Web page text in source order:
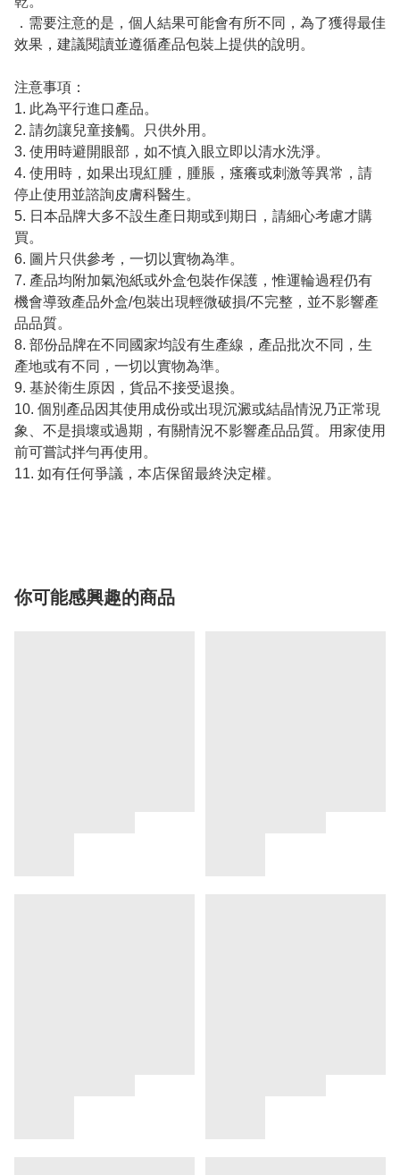
．需要注意的是，個人結果可能會有所不同，為了獲得最佳
效果，建議閱讀並遵循產品包裝上提供的說明。
注意事項：
1. 此為平行進口產品。
2. 請勿讓兒童接觸。只供外用。
3. 使用時避開眼部，如不慎入眼立即以清水洗淨。
4. 使用時，如果出現紅腫，腫脹，瘙癢或刺激等異常，請
停止使用並諮詢皮膚科醫生。
5. 日本品牌大多不設生產日期或到期日，請細心考慮才購
買。
6. 圖片只供參考，一切以實物為準。
7. 產品均附加氣泡紙或外盒包裝作保護，惟運輪過程仍有
機會導致產品外盒/包裝出現輕微破損/不完整，並不影響產
品品質。
8. 部份品牌在不同國家均設有生產線，產品批次不同，生
產地或有不同，一切以實物為準。
9. 基於衛生原因，貨品不接受退換。
10. 個別產品因其使用成份或出現沉澱或結晶情況乃正常現
象、不是損壞或過期，有關情況不影響產品品質。用家使用
前可嘗試拌勻再使用。
11. 如有任何爭議，本店保留最終決定權。
你可能感興趣的商品